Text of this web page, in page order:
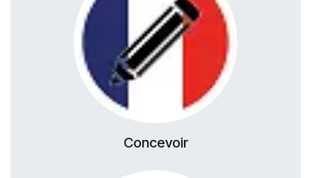
Concevoir